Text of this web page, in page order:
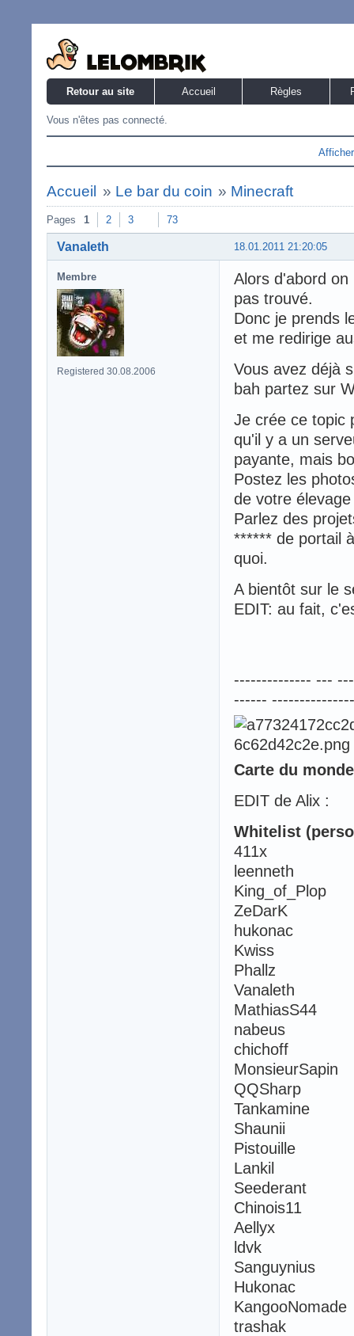
Retour au site Accueil Règles
Vous n'êtes pas connecté.
Accueil » Le bar du coin » Minecraft
Pages 1 2 3 73
18.01.2011 21:20:05
Vanaleth
Membre
Registered 30.08.2006
Alors d'abord
pas trouvé.
Donc je prends
et me redirige
Vous avez déjà
bah partez sur
Je crée ce topic
qu'il y a un
payante, mais
Postez les
de votre
Parlez des
****** de portail
quoi.
A bientôt sur le
EDIT: au fait,
-------------- ---
------
Carte du monde
EDIT de Alix :
Whitelist
411x
leenneth
King_of_Plop
ZeDarK
hukonac
Kwiss
Phallz
Vanaleth
MathiasS44
nabeus
chichoff
MonsieurSapin
QQSharp
Tankamine
Shaunii
Pistouille
Lankil
Seederant
Chinois11
Aellyx
ldvk
Sanguynius
Hukonac
KangooNomade
trashak